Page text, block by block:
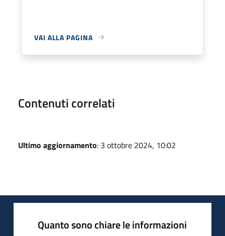
VAI ALLA PAGINA
Contenuti correlati
Ultimo aggiornamento: 3 ottobre 2024, 10:02
Quanto sono chiare le informazioni